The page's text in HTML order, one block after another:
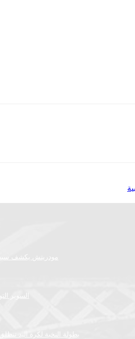
مودريتش يكشف سبب
السوبر
بطولة النخبة لكرة اليد تنطلق يوم 5 سبتمبر.. الرزنامة الكاملة